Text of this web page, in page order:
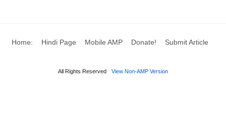
Home: Hindi Page Mobile AMP Donate! Submit Article
All Rights Reserved View Non-AMP Version